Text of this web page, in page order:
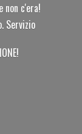
non c'era!
Servizio